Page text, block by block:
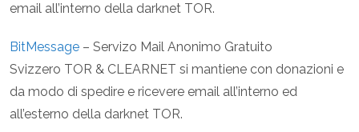
email all’interno della darknet TOR.
BitMessage – Servizo Mail Anonimo Gratuito
Svizzero TOR & CLEARNET si mantiene con donazioni e
da modo di spedire e ricevere email all’interno ed
all’esterno della darknet TOR.